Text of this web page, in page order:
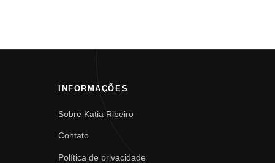
INFORMAÇÕES
Sobre Katia Ribeiro
Contato
Política de privacidade